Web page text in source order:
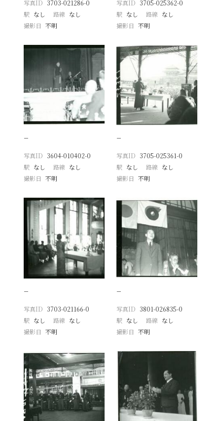
写真ID 3703-021286-0
駅 なし 路線 なし
撮影日
不明
写真ID 3705-025362-0
駅 なし 路線 なし
撮影日 不明
−
写真ID 3604-010402-0
駅 なし 路線 なし
撮影日
不明
−
写真ID 3705-025361-0
駅 なし 路線 なし
撮影日 不明
−
写真ID 3703-021166-0
駅 なし 路線 なし
撮影日
不明
−
写真ID 3801-026835-0
駅 なし 路線 なし
撮影日 不明